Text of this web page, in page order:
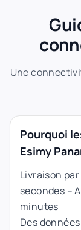
Une
Pourquoi
Esimy
Livraison
secondes –
minutes
Des